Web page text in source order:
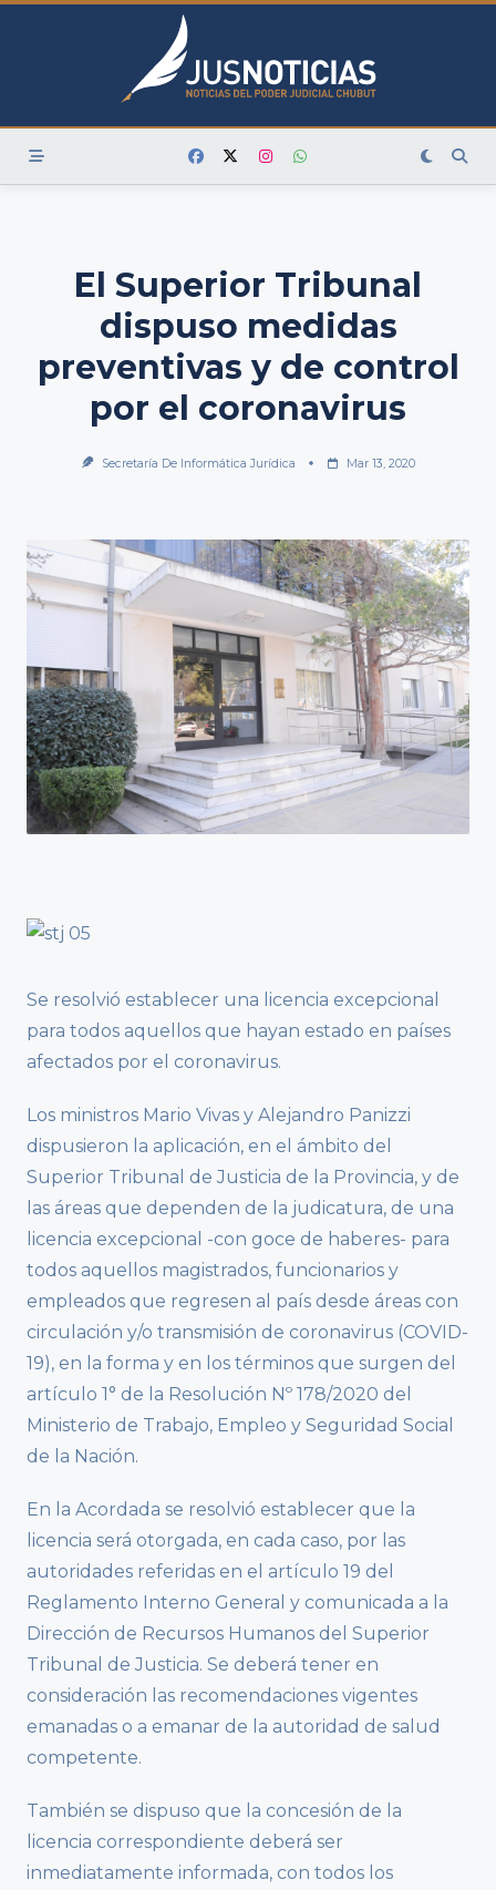
Skip
El Superior Tribunal
dispuso medidas
preventivas y de control
por el coronavirus
Secretaría De Informática Jurídica Mar 13, 2020
Se resolvió establecer una licencia excepcional
para todos aquellos que hayan estado en países
afectados por el coronavirus.
Los ministros Mario Vivas y Alejandro Panizzi
dispusieron la aplicación, en el ámbito del
Superior Tribunal de Justicia de la Provincia, y de
las áreas que dependen de la judicatura, de una
licencia excepcional -con goce de haberes- para
todos aquellos magistrados, funcionarios y
empleados que regresen al país desde áreas con
circulación y/o transmisión de coronavirus (COVID-
19), en la forma y en los términos que surgen del
artículo 1° de la Resolución Nº 178/2020 del
Ministerio de Trabajo, Empleo y Seguridad Social
de la Nación.
En la Acordada se resolvió establecer que la
licencia será otorgada, en cada caso, por las
autoridades referidas en el artículo 19 del
Reglamento Interno General y comunicada a la
Dirección de Recursos Humanos del Superior
Tribunal de Justicia. Se deberá tener en
consideración las recomendaciones vigentes
emanadas o a emanar de la autoridad de salud
competente.
También se dispuso que la concesión de la
licencia correspondiente deberá ser
inmediatamente informada, con todos los